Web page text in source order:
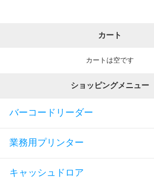
カート
カートは空です
ショッピングメニュー
バーコードリーダー
業務用プリンター
キャッシュドロア